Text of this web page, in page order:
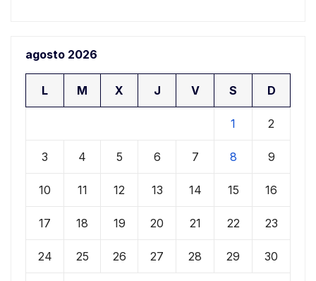
agosto 2026
L M X J V S D
1 2
3 4 5 6 7 8 9
10 11 12 13 14 15 16
17 18 19 20 21 22 23
24 25 26 27 28 29 30